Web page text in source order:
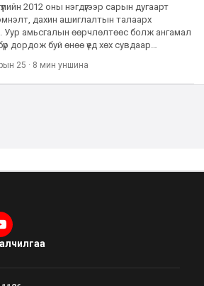
2012 оны нэгдүгээр сарын дугаарт
дахин ашиглалтын талаарх
Уур амьсгалын өөрчлөлтөөс болж ангамал
дордож буй өнөө үед хөх сувдаар
25 · 8 мин уншина